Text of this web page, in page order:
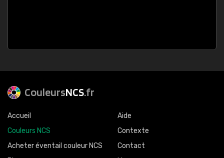
CouleursNCS.fr
Accueil
Couleurs NCS
Acheter éventail couleur NCS
Aide
Contexte
Contact